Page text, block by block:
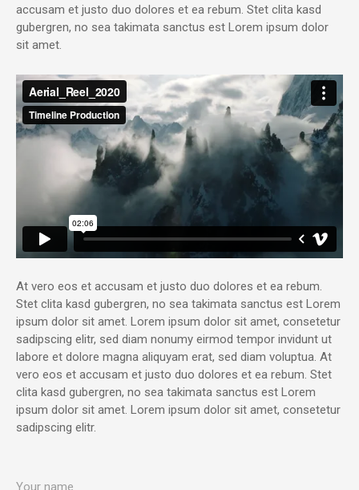
accusam et justo duo dolores et ea rebum. Stet clita kasd
gubergren, no sea takimata sanctus est Lorem ipsum dolor
sit amet.
At vero eos et accusam et justo duo dolores et ea rebum.
Stet clita kasd gubergren, no sea takimata sanctus est Lorem
ipsum dolor sit amet. Lorem ipsum dolor sit amet, consetetur
sadipscing elitr, sed diam nonumy eirmod tempor invidunt ut
labore et dolore magna aliquyam erat, sed diam voluptua. At
vero eos et accusam et justo duo dolores et ea rebum. Stet
clita kasd gubergren, no sea takimata sanctus est Lorem
ipsum dolor sit amet. Lorem ipsum dolor sit amet, consetetur
sadipscing elitr.